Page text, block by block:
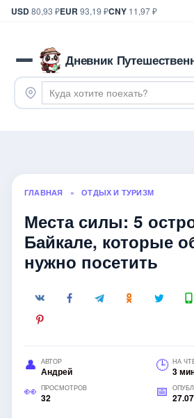
USD80,93 ₽EUR 93,19 ₽CNY 11,97 ₽
Дневник
ГЛАВНАЯ » ОТДЫХ И ТУРИЗМ
Места силы: 5
Байкале, которые
нужно посетить
АВТОР
Андрей
НА
3
ПРОСМОТРОВ
32